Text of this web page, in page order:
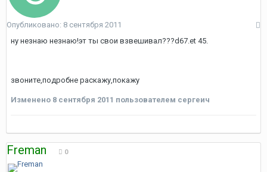
Опубликовано: 8 сентября 2011
ну незнаю незнаю!эт ты свои взвешивал???d67.et 45.
звоните,подробне раскажу,покажу
Изменено 8 сентября 2011 пользователем сергеич
Freman 0